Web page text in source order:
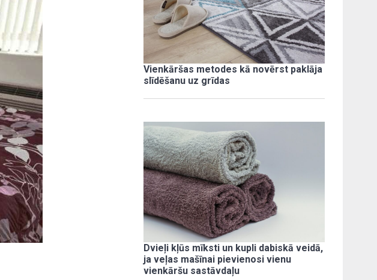
Vienkāršas metodes kā novērst paklāja
slīdēšanu uz grīdas
Dvieļi kļūs mīksti un kupli dabiskā veidā,
ja veļas mašīnai pievienosi vienu
vienkāršu sastāvdaļu